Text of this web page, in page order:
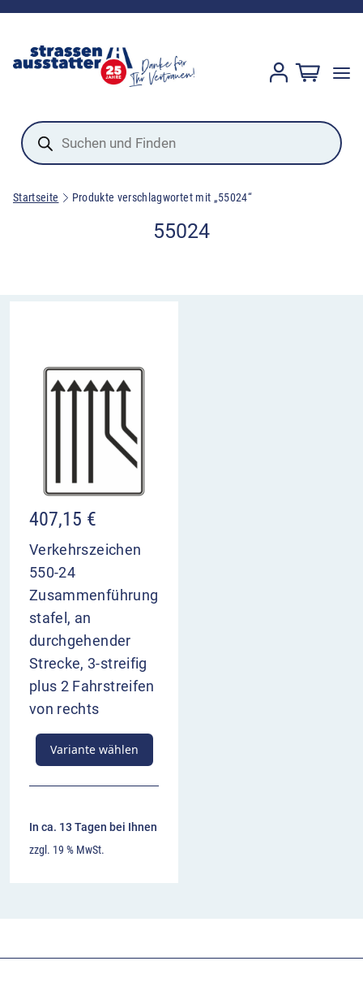
Products
search
Startseite Produkte verschlagwortet mit „55024“
55024
407,15 €
Verkehrszeichen
550-24
Zusammenführung
stafel, an
durchgehender
Strecke, 3-streifig
plus 2 Fahrstreifen
von rechts
Variante wählen
In ca. 13 Tagen bei Ihnen
zzgl. 19 % MwSt.